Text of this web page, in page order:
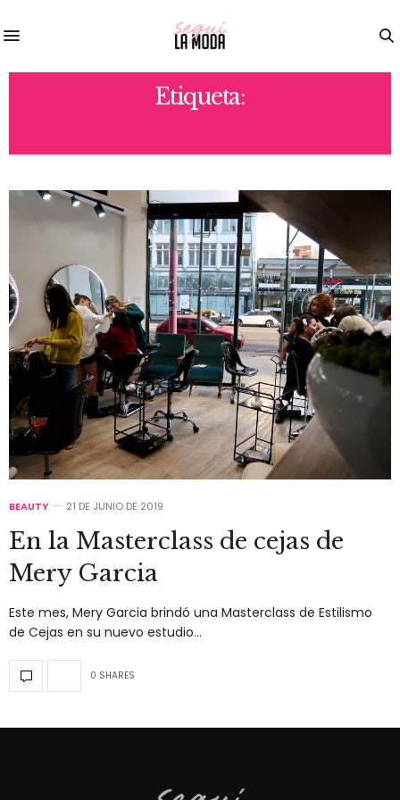
Etiqueta:
BEAUTY 21 DE JUNIO DE 2019
En la Masterclass de cejas de
Mery Garcia
Este mes, Mery Garcia brindó una Masterclass de Estilismo
de Cejas en su nuevo estudio…
0 SHARES